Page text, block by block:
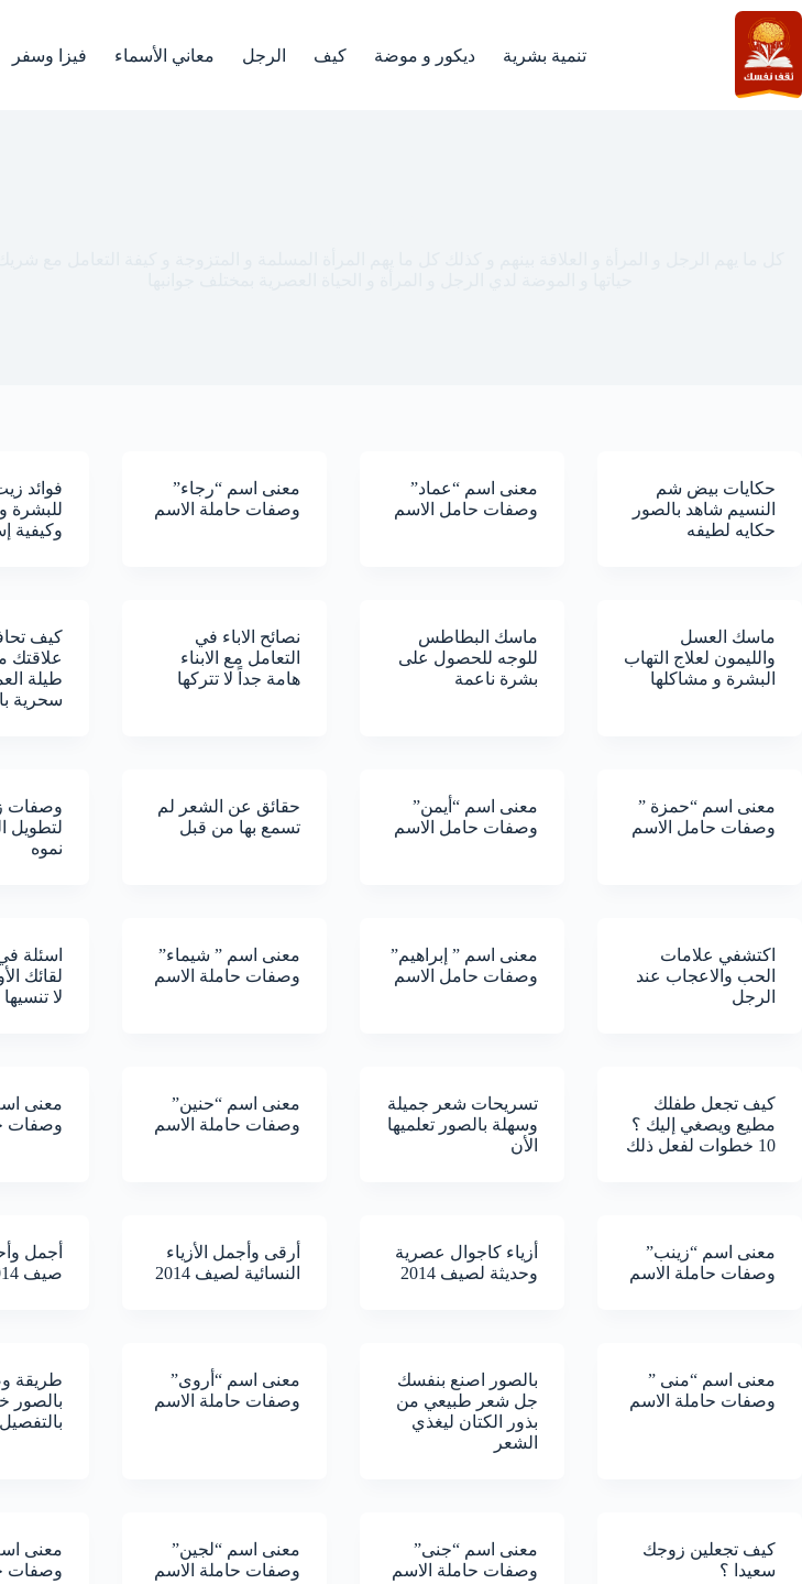
التجاوز
إلى
المحتوى
تنمية بشرية ديكور و موضة كيف الرجل معاني الأسماء فيزا وسفر
حكايات بيض شم
النسيم شاهد بالصور
حكايه لطيفه
معنى اسم “عماد”
وصفات حامل الاسم
معنى اسم “رجاء”
وصفات حاملة الاسم
فوائد
للبشرة
وكيفية
ماسك العسل
والليمون لعلاج التهاب
البشرة و مشاكلها
ماسك البطاطس
للوجه للحصول على
بشرة ناعمة
نصائح الاباء في
التعامل مع الابناء
هامة جداً لا تتركها
كيف
علاقتك
طيلة
سحرية
معنى اسم “حمزة ”
وصفات حامل الاسم
معنى اسم “أيمن”
وصفات حامل الاسم
حقائق عن الشعر لم
تسمع بها من قبل
وصفات
لتطويل
نموه
اكتشفي علامات
الحب والاعجاب عند
الرجل
معنى اسم ” إبراهيم”
وصفات حامل الاسم
معنى اسم ” شيماء”
وصفات حاملة الاسم
اسئلة
لقائك
لا تنسيها
كيف تجعل طفلك
مطيع ويصغي إليك ؟
10 خطوات لفعل ذلك
تسريحات شعر جميلة
وسهلة بالصور تعلميها
الأن
معنى اسم “حنين”
وصفات حاملة الاسم
معنى
وصفات
معنى اسم “زينب”
وصفات حاملة الاسم
أزياء كاجوال عصرية
وحديثة لصيف 2014
أرقى وأجمل الأزياء
النسائية لصيف 2014
أجمل
صيف 2014
معنى اسم “منى ”
وصفات حاملة الاسم
بالصور اصنع بنفسك
جل شعر طبيعي من
بذور الكتان ليغذي
الشعر
معنى اسم “أروى”
وصفات حاملة الاسم
طريقة
بالصور
بالتفصيل
كيف تجعلين زوجك
سعيدا ؟
معنى اسم “جنى”
وصفات حاملة الاسم
معنى اسم “لجين”
وصفات حاملة الاسم
معنى
وصفات